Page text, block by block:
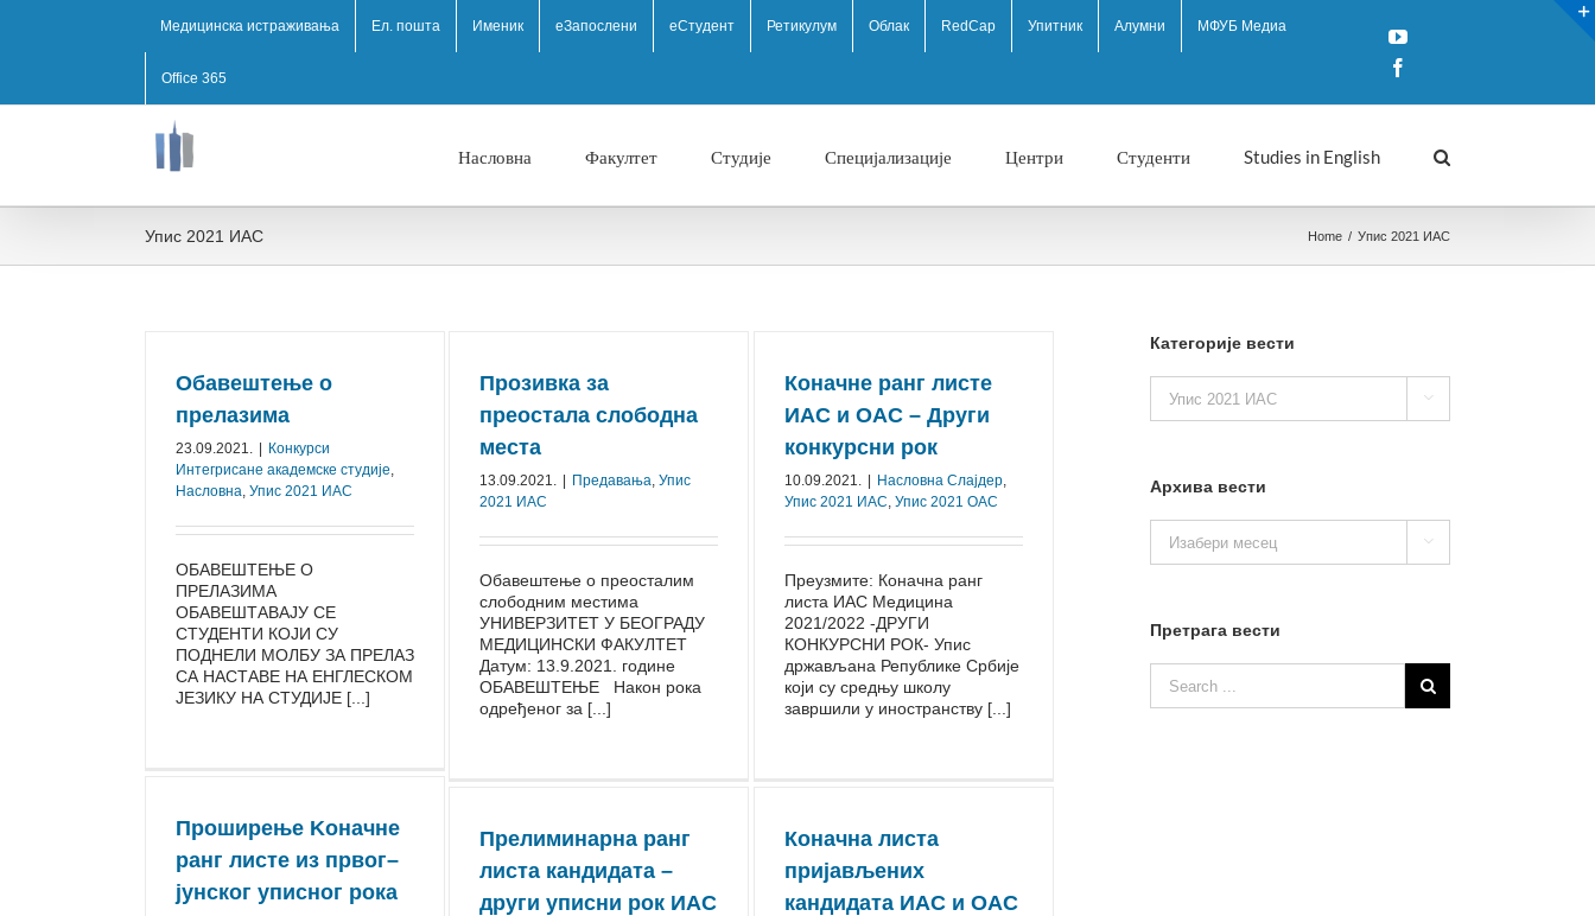
Медицинска истраживања Ел. пошта Именик eЗапослени еСтудент Ретикулум Облак RedCap Упитник Алумни МФУБ Медиа
Office 365
YouTube
Насловна Факултет Студије Специјализације Центри Студенти Studies in English
Упис 2021 ИАС Home / Упис 2021 ИАС
Обавештење о
прелазима
23.09.2021.
Конкурси
Интегрисане академске студије,
Насловна, Упис 2021 ИАС
ОБАВЕШТЕЊЕ О
ПРЕЛАЗИМА
ОБАВЕШТАВАЈУ СЕ
СТУДЕНТИ КОЈИ СУ
ПОДНЕЛИ МОЛБУ ЗА ПРЕЛАЗ
СА НАСТАВЕ НА ЕНГЛЕСКОМ
ЈЕЗИКУ НА СТУДИЈЕ [...]
Прозивка за
преостала слободна
места
13.09.2021. Предавања, Упис
2021 ИАС
Обавештење o преосталим
слободним местима
УНИВЕРЗИТЕТ У БЕОГРАДУ
МЕДИЦИНСКИ ФАКУЛТЕТ
Датум: 13.9.2021. године
ОБАВЕШТЕЊЕ Након рока
одређеног за [...]
Коначне ранг листе
ИАС и ОАС – Други
конкурсни рок
10.09.2021. Насловна Слајдер,
Упис 2021 ИАС, Упис 2021 ОАС
Преузмите: Коначна ранг
листа ИАС Медицина
2021/2022 -ДРУГИ
КОНКУРСНИ РОК- Упис
држављана Републике Србије
који су средњу школу
завршили у иностранству [...]
Проширењe Kоначне
ранг листе из првог–
јунског уписног рока
Прелиминарна ранг
листа кандидата –
други уписни рок ИАС
Коначна листа
пријављених
кандидата ИАС и ОАС
Категорије вести
вести

Архива вести
вести

Претрага вести